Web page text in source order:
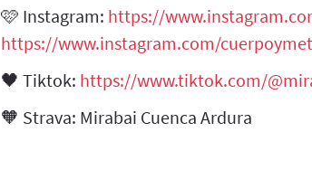
🩷 Instagram: https://
https://www.instagram.com/
🖤 Tiktok: https://www.tiktok.com/
🧡 Strava: Mirabai Cuenca Ardura